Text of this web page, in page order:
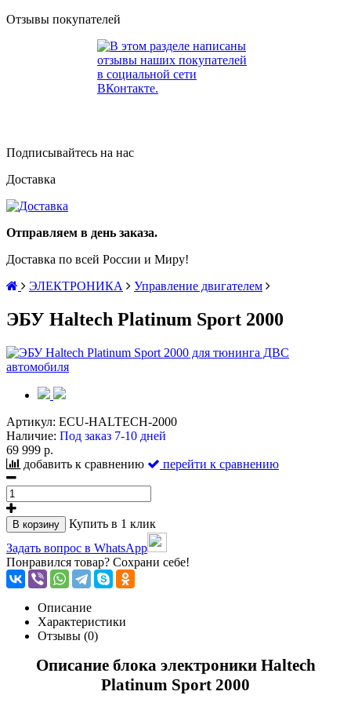
Отзывы покупателей
Подписывайтесь на нас
Доставка
Отправляем в день заказа.
Доставка по всей России и Миру!
ЭЛЕКТРОНИКА
Управление двигателем
ЭБУ Haltech Platinum Sport 2000
Артикул: ECU-HALTECH-2000
Наличие: Под заказ 7-10 дней
69 999 р.
добавить к сравнению
перейти к сравнению
В корзину
Купить в 1 клик
Задать вопрос в WhatsApp
Понравился товар? Сохрани себе!
Описание
Характеристики
Отзывы (0)
Описание блока электроники Haltech
Platinum Sport 2000